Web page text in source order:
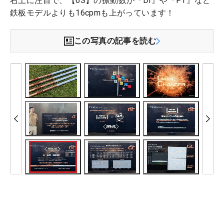
鉄板モデルよりも16cpmも上がっています！
この写真の記事を読む